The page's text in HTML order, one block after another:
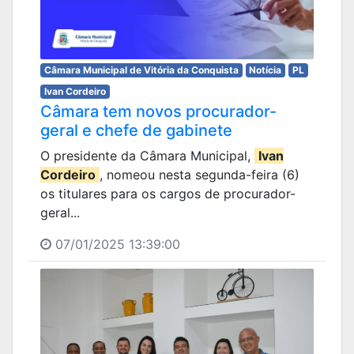
Câmara Municipal de Vitória da Conquista Notícia
PL
Ivan Cordeiro
Câmara tem novos procurador-
geral e chefe de gabinete
O presidente da Câmara Municipal, Ivan
Cordeiro , nomeou nesta segunda-feira (6)
os titulares para os cargos de procurador-
geral...
07/01/2025 13:39:00